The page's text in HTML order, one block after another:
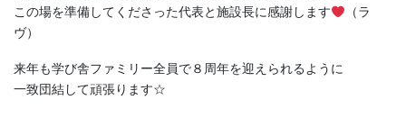
この場を準備してくださった代表と施設長に感謝します
（ラ
ヴ）
来年も学び舎ファミリー全員で８周年を迎えられるように
一致団結して頑張ります☆